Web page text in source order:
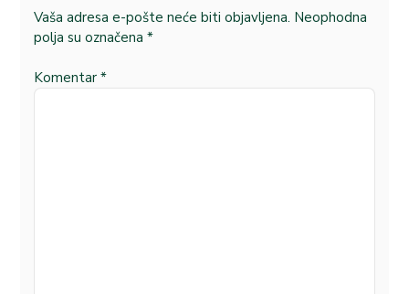
Vaša adresa e-pošte neće biti objavljena. Neophodna
polja su označena *
Komentar *